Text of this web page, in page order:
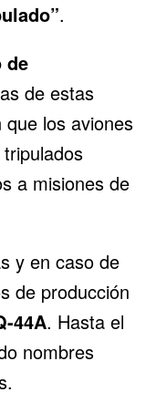
.
de
de estas
que los aviones
tripulados
a misiones de
y en caso de
de producción
44A. Hasta el
nombres